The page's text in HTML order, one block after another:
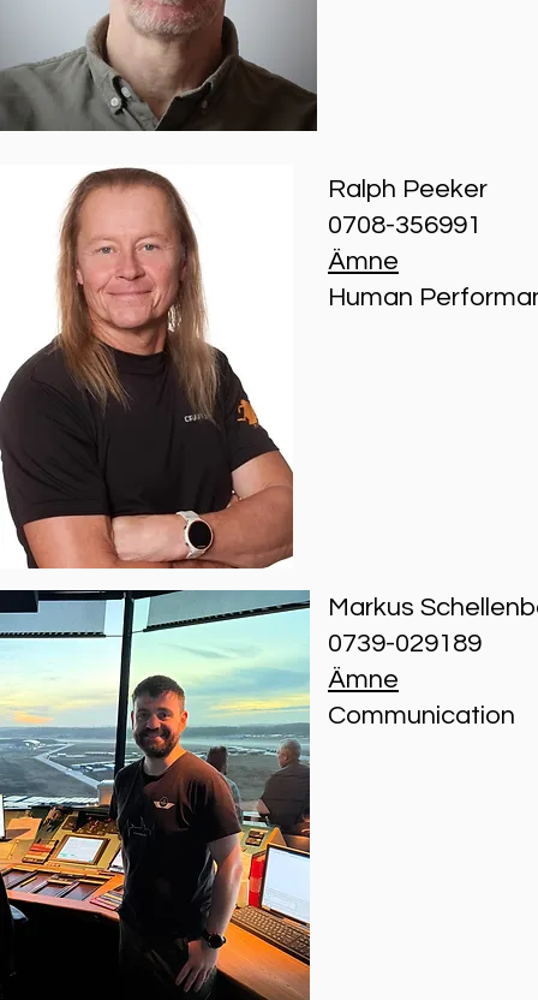
Ralph Peeker
0708-356991
Ämne
Human
Markus
0739-029189
Ämne
Communication